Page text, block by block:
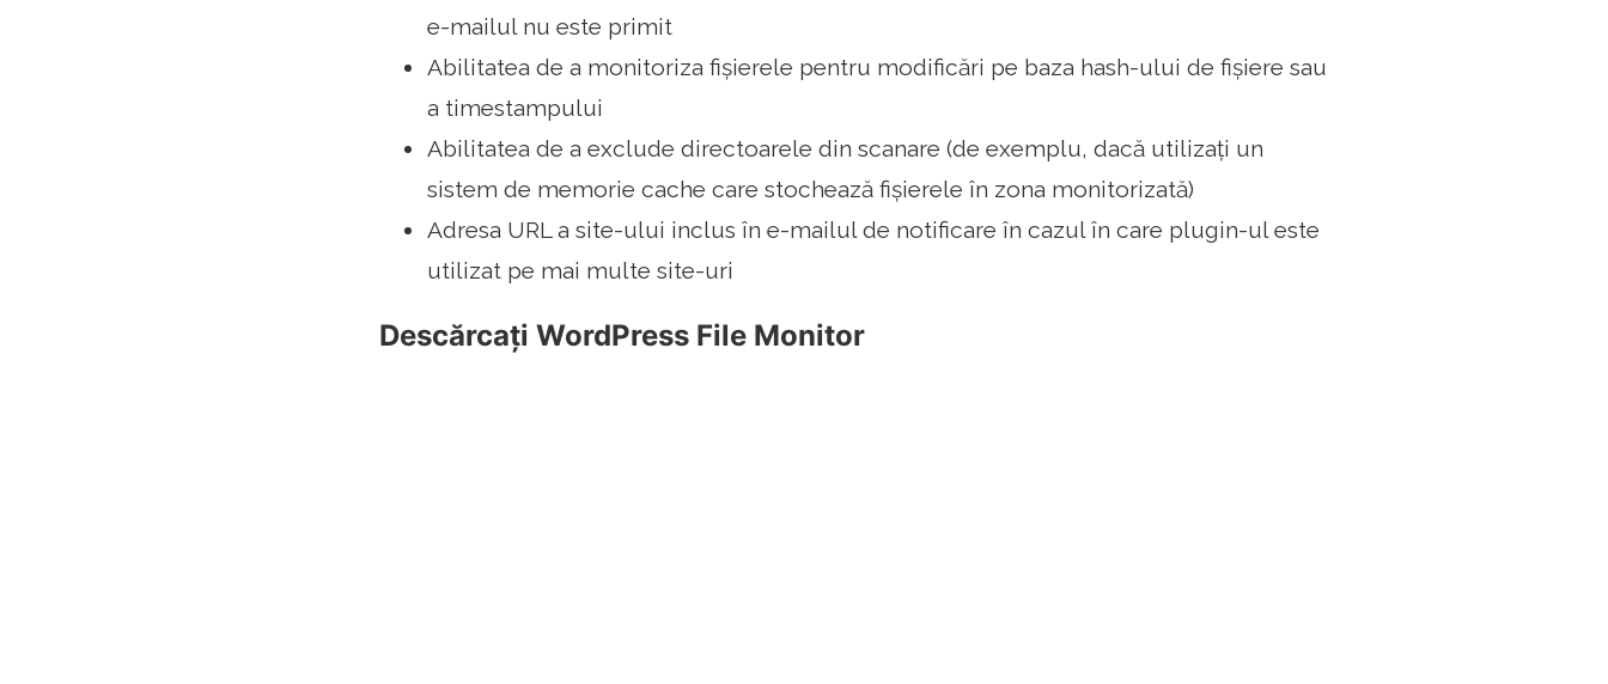
e-mailul nu este primit
Abilitatea de a monitoriza fișierele pentru modificări pe baza hash-ului de fișiere sau
a timestampului
Abilitatea de a exclude directoarele din scanare (de exemplu, dacă utilizați un
sistem de memorie cache care stochează fișierele în zona monitorizată)
Adresa URL a site-ului inclus în e-mailul de notificare în cazul în care plugin-ul este
utilizat pe mai multe site-uri
Descărcați WordPress File Monitor